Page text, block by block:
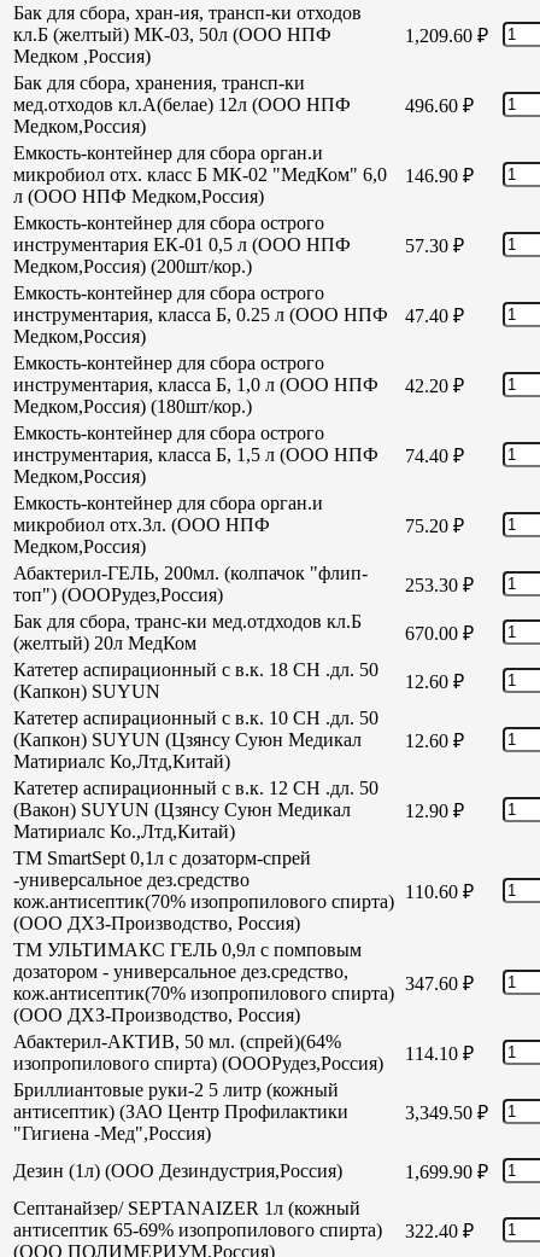
Бак для сбора, хран-ия, трансп-ки отходов
кл.Б (желтый) МК-03, 50л (ООО НПФ
Медком ,Россия)
1,209.60 ₽
Бак для сбора, хранения, трансп-ки
мед.отходов кл.А(белае) 12л (ООО НПФ
Медком,Россия)
496.60 ₽
Емкость-контейнер для сбора орган.и
микробиол отх. класс Б МК-02 "МедКом" 6,0
л (ООО НПФ Медком,Россия)
146.90 ₽
Емкость-контейнер для сбора острого
инструментария ЕК-01 0,5 л (ООО НПФ
Медком,Россия) (200шт/кор.)
57.30 ₽
Емкость-контейнер для сбора острого
инструментария, класса Б, 0.25 л (ООО НПФ
Медком,Россия)
47.40 ₽
Емкость-контейнер для сбора острого
инструментария, класса Б, 1,0 л (ООО НПФ
Медком,Россия) (180шт/кор.)
42.20 ₽
Емкость-контейнер для сбора острого
инструментария, класса Б, 1,5 л (ООО НПФ
Медком,Россия)
74.40 ₽
Емкость-контейнер для сбора орган.и
микробиол отх.3л. (ООО НПФ
Медком,Россия)
75.20 ₽
Абактерил-ГЕЛЬ, 200мл. (колпачок "флип-
топ") (ОООРудез,Россия)
253.30 ₽
Бак для сбора, транс-ки мед.отдходов кл.Б
(желтый) 20л МедКом
670.00 ₽
Катетер аспирационный с в.к. 18 СН .дл. 50
(Капкон) SUYUN
12.60 ₽
Катетер аспирационный с в.к. 10 СН .дл. 50
(Капкон) SUYUN (Цзянсу Суюн Медикал
Матириалс Ко,Лтд,Китай)
12.60 ₽
Катетер аспирационный с в.к. 12 СН .дл. 50
(Вакон) SUYUN (Цзянсу Суюн Медикал
Матириалс Ко.,Лтд,Китай)
12.90 ₽
TM SmartSept 0,1л с дозаторм-спрей
-универсальное дез.средство
кож.антисептик(70% изопропилового спирта)
(ООО ДХЗ-Производство, Россия)
110.60 ₽
TM УЛЬТИМАКС ГЕЛЬ 0,9л с помповым
дозатором - универсальное дез.средство,
кож.антисептик(70% изопропилового спирта)
(ООО ДХЗ-Производство, Россия)
347.60 ₽
Абактерил-АКТИВ, 50 мл. (спрей)(64%
изопропилового спирта) (ОООРудез,Россия)
114.10 ₽
Бриллиантовые руки-2 5 литр (кожный
антисептик) (ЗАО Центр Профилактики
"Гигиена -Мед",Россия)
3,349.50 ₽
Дезин (1л) (ООО Дезиндустрия,Россия) 1,699.90 ₽
Септанайзер/ SEPTANAIZER 1л (кожный
антисептик 65-69% изопропилового спирта)
(ООО ПОЛИМЕРИУМ,Россия)
322.40 ₽